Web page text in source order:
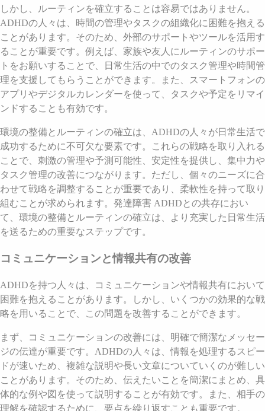
しかし、ルーティンを確立することは容易ではありません。
ADHDの人々は、時間の管理やタスクの組織化に困難を抱える
ことがあります。そのため、外部のサポートやツールを活用す
ることが重要です。例えば、家族や友人にルーティンのサポー
トをお願いすることで、日常生活の中でのタスク管理や時間管
理を支援してもらうことができます。また、スマートフォンの
アプリやデジタルカレンダーを使って、タスクや予定をリマイ
ンドすることも有効です。
環境の整備とルーティンの確立は、ADHDの人々が日常生活で
成功するために不可欠な要素です。これらの戦略を取り入れる
ことで、刺激の管理や予測可能性、安定性を提供し、集中力や
タスク管理の改善につながります。ただし、個々のニーズに合
わせて戦略を調整することが重要であり、柔軟性を持って取り
組むことが求められます。発達障害 ADHDとの共存におい
て、環境の整備とルーティンの確立は、より充実した日常生活
を送るための重要なステップです。
コミュニケーションと情報共有の改善
ADHDを持つ人々は、コミュニケーションや情報共有において
困難を抱えることがあります。しかし、いくつかの効果的な戦
略を用いることで、この問題を改善することができます。
まず、コミュニケーションの改善には、明確で簡潔なメッセー
ジの伝達が重要です。ADHDの人々は、情報を処理するスピー
ドが速いため、複雑な説明や長い文章についていくのが難しい
ことがあります。そのため、伝えたいことを簡潔にまとめ、具
体的な例や図を使って説明することが有効です。また、相手の
理解を確認するために、要点を繰り返すことも重要です。